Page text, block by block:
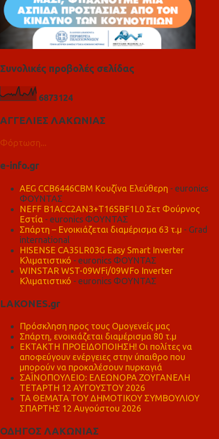
Συνολικές προβολές σελίδας
6873124
ΑΓΓΕΛΙΕΣ ΛΑΚΩΝΙΑΣ
Φόρτωση...
e-info.gr
AEG CCB6446CBM Κουζίνα Ελεύθερη - euronics
ΦΟΥΝΤΑΣ
NEFF B1ACC2AN3+T16SBF1L0 Σετ Φούρνος
Εστία - euronics ΦΟΥΝΤΑΣ
Σπάρτη – Ενοικιάζεται διαμέρισμα 63 τ.μ - Grad
international
HISENSE CA35LR03G Easy Smart Inverter
Κλιματιστικό - euronics ΦΟΥΝΤΑΣ
WINSTAR WST-09WFi/09WFo Inverter
Κλιματιστικό - euronics ΦΟΥΝΤΑΣ
LAKONES.gr
Πρόσκληση προς τους Ομογενείς μας
Σπάρτη, ενοικιάζεται διαμέρισμα 80 τ.μ
ΕΚΤΑΚΤΗ ΠΡΟΕΙΔΟΠΟΙΗΣΗ! Οι πολίτες να
αποφεύγουν ενέργειες στην ύπαιθρο που
μπορούν να προκαλέσουν πυρκαγιά
ΣΑΪΝΟΠΟΥΛΕΙΟ: ΕΛΕΩΝΟΡΑ ΖΟΥΓΑΝΕΛΗ
ΤΕΤΑΡΤΗ 12 ΑΥΓΟΥΣΤΟΥ 2026
ΤΑ ΘΕΜΑΤΑ ΤΟΥ ΔΗΜΟΤΙΚΟΥ ΣΥΜΒΟΥΛΙΟΥ
ΣΠΑΡΤΗΣ 12 Αυγούστου 2026
ΟΔΗΓΟΣ ΛΑΚΩΝΙΑΣ